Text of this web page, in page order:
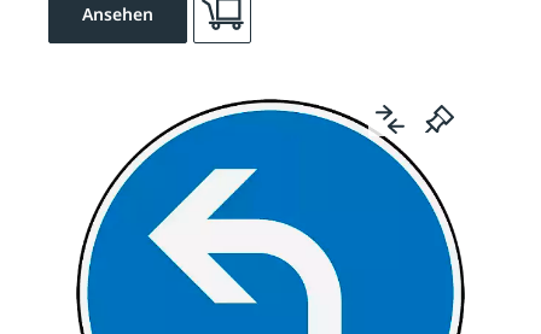
Ansehen